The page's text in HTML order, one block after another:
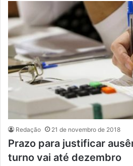
Redação 21 de novembro de 2018
Prazo para justificar
turno vai até dezembro